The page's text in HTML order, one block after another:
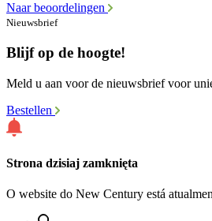
Naar beoordelingen
Nieuwsbrief
Blijf op de hoogte!
Meld u aan voor de nieuwsbrief voor
Bestellen
Strona dzisiaj zamknięta
O website do New Century está